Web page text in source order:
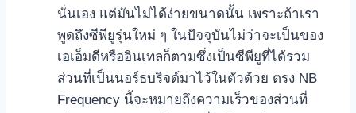
นั่นเอง แต่มันไม่ได้ง่ายขนาดนั้น เพราะถ้าเรา
พูดถึงซีพียูรุ่นใหม่ ๆ ในปัจจุบันไม่ว่าจะเป็นของ
เอเอ็มดีหรืออินเทลก็ตามซึ่งเป็นซีพียูที่ได้รวม
ส่วนที่เป็นนอร์ธบริจด์มาไว้ในตัวด้วย ตรง NB
Frequency นี้จะหมายถึงความเร็วของส่วนที่